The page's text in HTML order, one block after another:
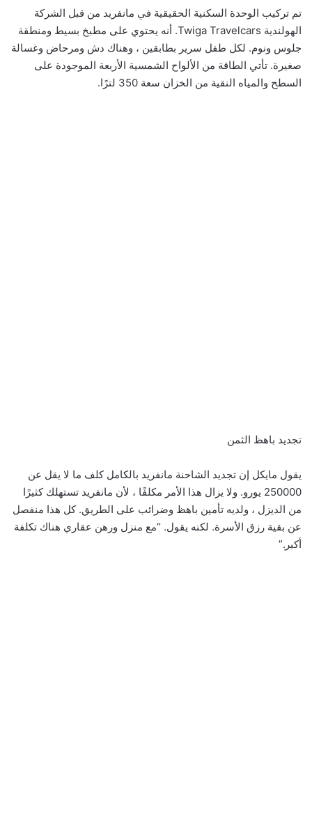
تم تركيب الوحدة السكنية الحقيقية في مانفريد من قبل الشركة
الهولندية Twiga Travelcars. أنه يحتوي على مطبخ بسيط ومنطقة
جلوس ونوم. لكل طفل سرير بطابقين ، وهناك دش ومرحاض وغسالة
صغيرة. تأتي الطاقة من الألواح الشمسية الأربعة الموجودة على
السطح والمياه النقية من الخزان سعة 350 لترًا.
تجديد باهظ الثمن
يقول مايكل إن تجديد الشاحنة مانفريد بالكامل كلف ما لا يقل عن
250000 يورو. ولا يزال هذا الأمر مكلفًا ، لأن مانفريد تستهلك كثيرًا
من الديزل ، ولديه تأمين باهظ وضرائب على الطريق. كل هذا منفصل
عن بقية رزق الأسرة. لكنه يقول. “مع منزل ورهن عقاري هناك تكلفة
أكبر.”